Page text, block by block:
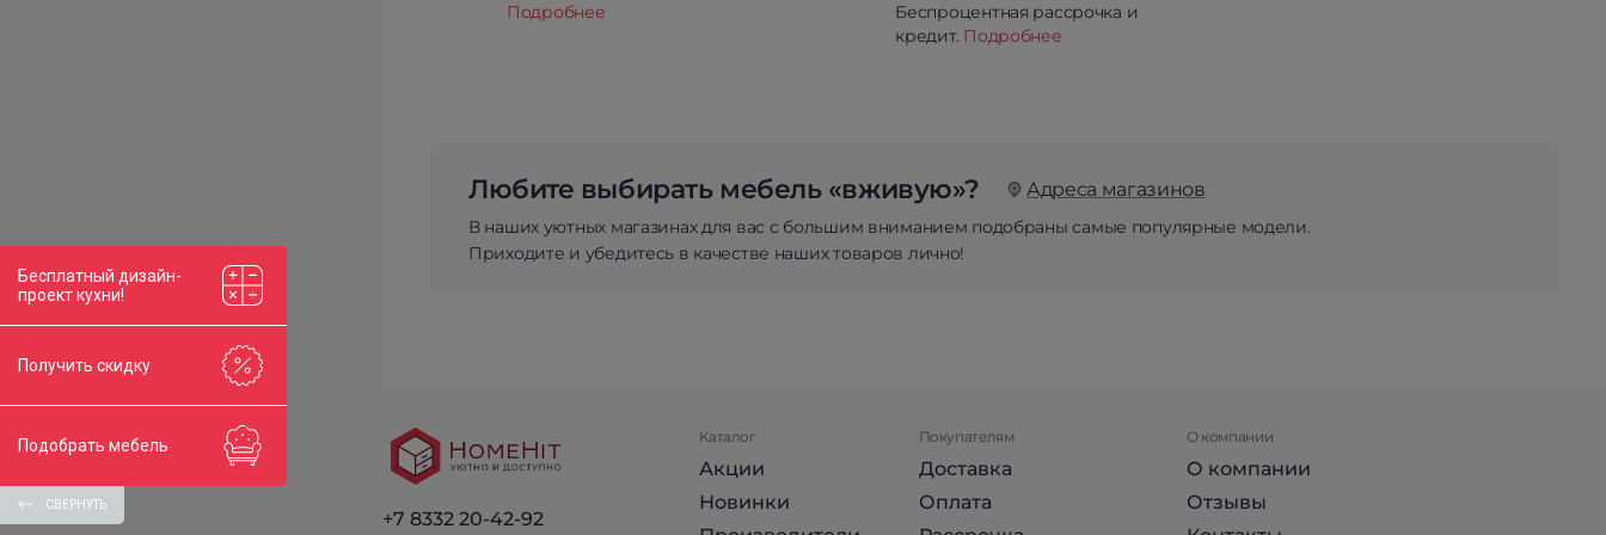
Подробнее
Беспроцентная рассрочка и
кредит. Подробнее
Любите выбирать мебель «вживую»? Адреса магазинов
В наших уютных магазинах для вас с большим вниманием подобраны самые популярные модели.
Приходите и убедитесь в качестве наших товаров лично!
+7 8332 20-42-92
Каталог
Акции
Новинки
Покупателям
Доставка
Оплата
О компании
О компании
Отзывы
Бесплатный дизайн-
проект кухни!
Получить скидку
Подобрать мебель
СВЕРНУТЬ